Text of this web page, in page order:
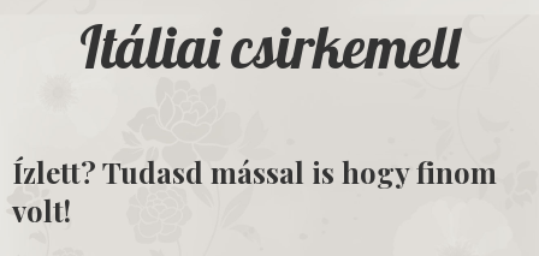
Itáliai csirkemell
Ízlett? Tudasd mással is hogy finom
volt!